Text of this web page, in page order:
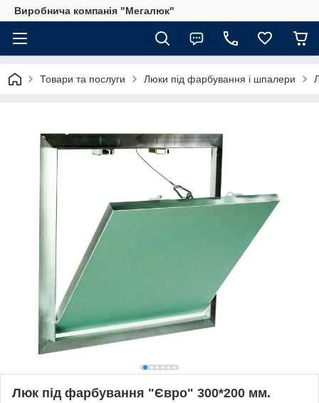
Виробнича компанія "Мегалюк"
Товари та послуги Люки під фарбування і шпалери
Люк під фарбування "Євро" 300*200 мм.